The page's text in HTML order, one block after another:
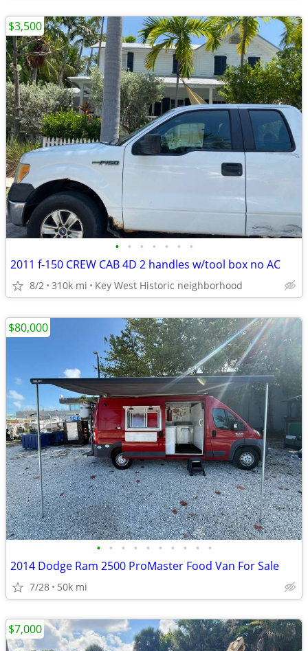
• • • • • • •
2011 f-150 CREW CAB 4D 2 handles w/tool box no AC
8/2 310k mi Key West Historic neighborhood
$3,500
• • • • • • • • • •
2014 Dodge Ram 2500 ProMaster Food Van For Sale
7/28 50k mi
$80,000
$7,000